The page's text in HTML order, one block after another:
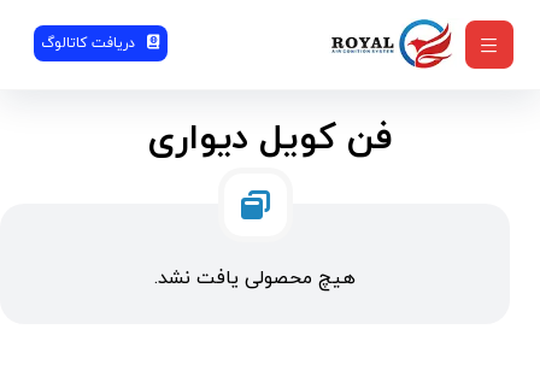
دریافت کاتالوگ
فن کویل دیواری
هیچ محصولی یافت نشد.